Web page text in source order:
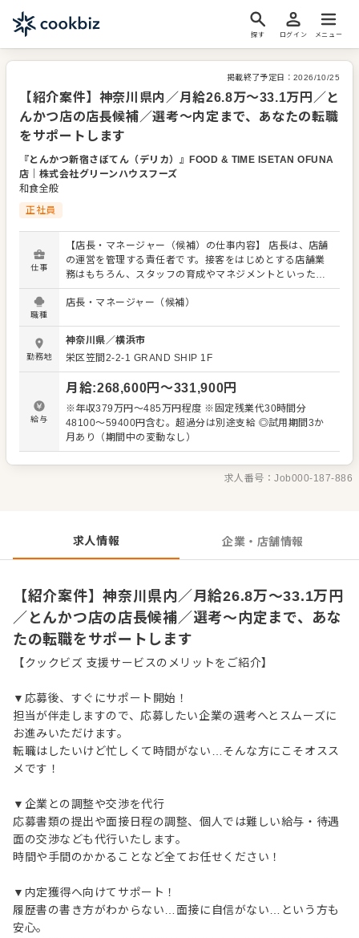
探す ログイン メニュー
掲載終了予定日： 2026/10/25
【紹介案件】神奈川県内／月給26.8万～33.1万円／と
んかつ店の店長候補／選考～内定まで、あなたの転職
をサポートします
『とんかつ新宿さぼてん（デリカ）』FOOD & TIME ISETAN OFUNA
店
株式会社グリーンハウスフーズ
和食全般
正社員
仕事
【店長・マネージャー（候補）の仕事内容】 店長は、店舗
の運営を管理する責任者です。接客をはじめとする店舗業
務はもちろん、スタッフの育成やマネジメントといった重
要な役割を担います。メインとなるのは、販促イベントや
キャンペーンの企画なども含め、売上に繋げていくことで
あなたならではのアイデアを積極的に発信してください。
【具体的には…】 ・ホール、キッチンの全体管理 ・予約管
理、電話対応 ・接客、サービス全般 ・売上管理、在庫管理
・スタッフの育成やマネジメント、シフト管理 など 入社
後はスキルに合わせた業務からお任せしますので、徐々に
仕事の幅を広げていきましょう。成長をしっかりサポート
しますので、経験に関わらず安心してスタートできる環境
です。 ゆくゆくはさらにステップアップなどめざせます。
職種
店長・マネージャー（候補）
勤務地
神奈川県／横浜市
栄区笠間2-2-1 GRAND SHIP 1F
給与
月給:268,600円〜331,900円
※年収379万円～485万円程度 ※固定残業代30時間分
48100～59400円含む。超過分は別途支給 ◎試用期間3か
月あり（期間中の変動なし）
求人番号：Job000-187-886
求人情報 企業・店舗情報
【紹介案件】神奈川県内／月給26.8万～33.1万円
／とんかつ店の店長候補／選考～内定まで、あな
たの転職をサポートします
【クックビズ 支援サービスのメリットをご紹介】
▼応募後、すぐにサポート開始！
担当が伴走しますので、応募したい企業の選考へとスムーズに
お進みいただけます。
転職はしたいけど忙しくて時間がない…そんな方にこそオスス
メです！
▼企業との調整や交渉を代行
応募書類の提出や面接日程の調整、個人では難しい給与・待遇
面の交渉なども代行いたします。
時間や手間のかかることなど全てお任せください！
▼内定獲得へ向けてサポート！
履歴書の書き方がわからない…面接に自信がない…という方も
安心。